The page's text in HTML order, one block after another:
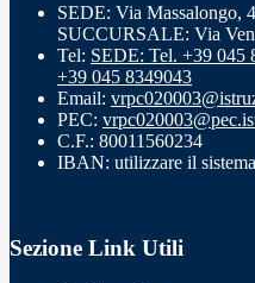
SEDE: Via Massalongo,
SUCCURSALE: Via
Tel: SEDE: Tel. +39 045
+39 045 8349043
Email:
PEC:
C.F.: 80011560234
IBAN: utilizzare il
Sezione Link Utili